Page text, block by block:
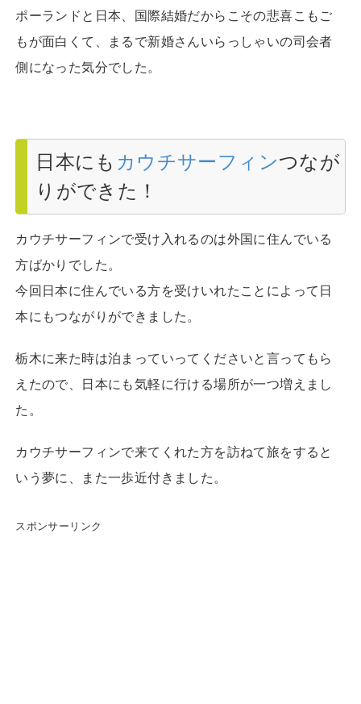
ポーランドと日本、国際結婚だからこその悲喜こもご
もが面白くて、まるで新婚さんいらっしゃいの司会者
側になった気分でした。
日本にも カウチサーフィンつなが
りができた！
カウチサーフィンで受け入れるのは外国に住んでいる
方ばかりでした。
今回日本に住んでいる方を受けいれたことによって日
本にもつながりができました。
栃木に来た時は泊まっていってくださいと言ってもら
えたので、日本にも気軽に行ける場所が一つ増えまし
た。
カウチサーフィンで来てくれた方を訪ねて旅をすると
いう夢に、また一歩近付きました。
スポンサーリンク